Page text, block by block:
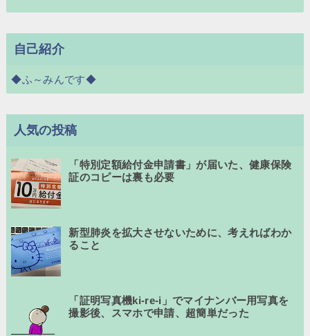
自己紹介
◆ふ～みんです◆
人気の投稿
「特別定額給付金申請書」が届いた、健康保険
証のコピーは裏も必要
新型肺炎を拡大させないために、考えればわか
ること
「証明写真機ki-re-i」でマイナンバー用写真を
撮影後、スマホで申請、超簡単だった